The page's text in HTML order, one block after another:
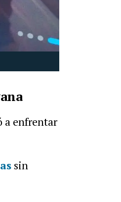
a enfrentar
sin